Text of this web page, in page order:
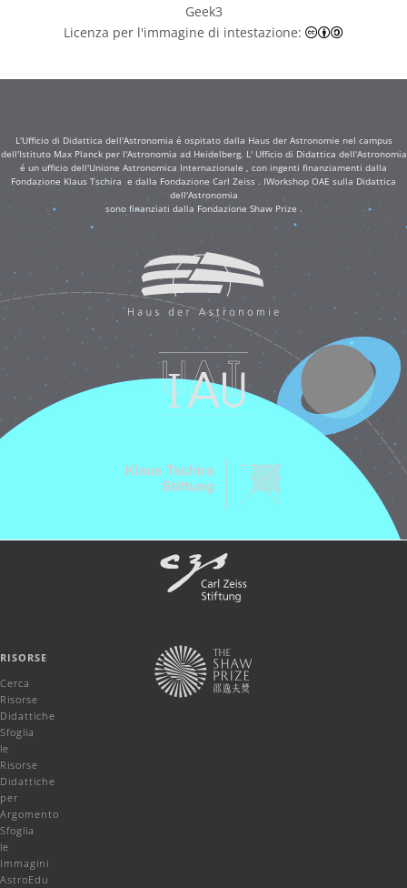
Geek3
Licenza per l'immagine di intestazione:
Creative
L'Ufficio di Didattica dell'Astronomia é ospitato dalla Haus der Astronomie nel campus
dell'Istituto Max Planck per l'Astronomia ad Heidelberg. L' Ufficio di Didattica dell'Astronomia
é un ufficio dell'Unione Astronomica Internazionale , con ingenti finanziamenti dalla
Fondazione Klaus Tschira e dalla Fondazione Carl Zeiss . IWorkshop OAE sulla Didattica
dell'Astronomia
sono finanziati dalla Fondazione Shaw Prize .
RISORSE
Cerca
Risorse
Didattiche
Sfoglia
le
Risorse
Didattiche
per
Argomento
Sfoglia
le
Immagini
AstroEdu